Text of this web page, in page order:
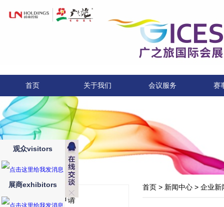
首页 关于我们 会议服务 赛
展位申请
首页 > 新闻中心 > 企业新
观众visitors
展商exhibitors